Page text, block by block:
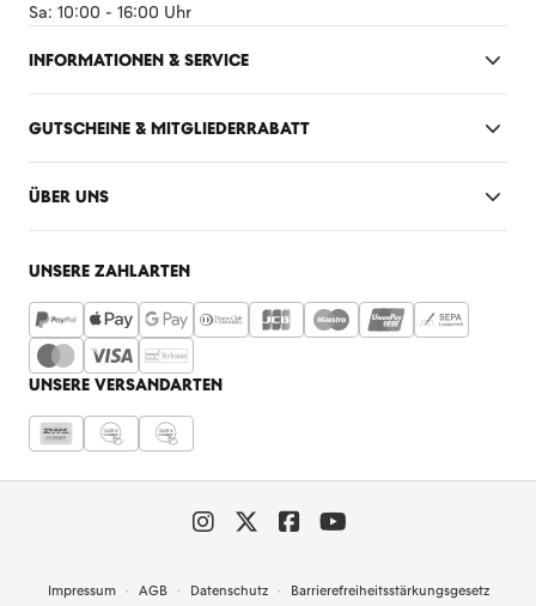
Sa: 10:00 - 16:00 Uhr
INFORMATIONEN & SERVICE
GUTSCHEINE & MITGLIEDERRABATT
ÜBER UNS
UNSERE ZAHLARTEN
UNSERE VERSANDARTEN
Impressum AGB Datenschutz Barrierefreiheitsstärkungsgesetz